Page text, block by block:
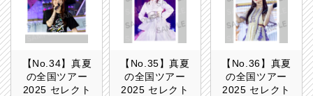
【No.34】真夏
の全国ツアー
2025 セレクト
【No.35】真夏
の全国ツアー
2025 セレクト
【No.36】真夏
の全国ツアー
2025 セレクト